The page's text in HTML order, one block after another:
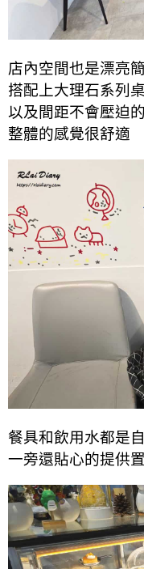
店內空間也是漂亮
搭配上大理石系列
以及間距不會壓迫
整體的感覺很舒適
餐具和飲用水都是
一旁還貼心的提供